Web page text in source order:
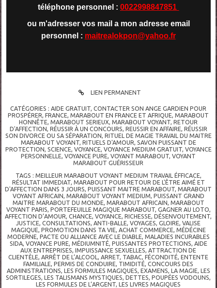
téléphone personnel :0022998847851
ou m'adresser vos mail a mon adresse email
personnel : maitrealokpon@yahoo.fr
LIEN PERMANENT
CATÉGORIES : AIDE GRATUIT ,CONTACTER SON ANGE GARDIEN POUR
PROSPÉRER ,FRANCE ,MARABOUT EN FRANCE ET AFRIQUE ,MARABOUT
HONNÊTE ,MARABOUT SERIEUX ,MARABOUT VOYANT ,RETOUR
D'AFFECTION RÉUSSIR À UN CONCOURS REUSSIR EN AFFAIRE RÉUSSIR
SON DIVORCE OU SA SÉPARATION RITUEL DE MAGIE TRAVAIL DU MAITRE
MARABOUT VOYANT, RITUELS D'AMOUR SAVON PUISSANT DE
PROTECTION SCIENCE VOYANCE VOYANCE MEDIUM GRATUIT, VOYANCE
PERSONNELLE ,VOYANCE PURE ,VOYANT MARABOUT ,VOYANT
MARABOUT GUÉRISSEUR
TAGS : MEILLEUR MARABOUT VOYANT MEDIUM TRAVAIL ÉFFICACE,
RÉSULTAT IMMEDIAT, MARABOUT POUR RETOUR DE L'ÊTRE AIMÉ ET
D'AFFECTION DANS 3 JOURS,PUISSANT MAITRE MARABOUT,MARABOUT
VOYANT AFRICAIN, MARABOUT VOYANT MEDIUM, PUISSANT GRAND
MAITRE MARABOUT DU MONDE, MARABOUT AFRICAIN, MARABOUT
VOYANT PARIS, PORTEFEUILLE MAGIQUE MARABOUT, GAGNER AU LOTO,
AFFECTION D’AMOUR,CHANCE,VOYANCE,RICHESSE,DÉSENVOUTEMENT,
JUSTICE,CONSULTATIONS,ANTI-BALLE,VOYAGES,GLOIRE,VALISE
MAGIQUE, PROMOTION DANS TA VIE, ACHAT COMMERCE, MÉDÉCINE
MODERNE, PACTE OU ALLIANCE AVEC LE DIABLE, MALADIES INCURABLES
SIDA, VOYANCE PURE, MÉDIUMNITÉ, PUISSANTES PROTECTIONS, AIDE
AUX ENTREPRISES,IMPUISSANCE SEXUELLES,ATTRACTION DE
CLIENTÈLE,ARRÊT DE L’ALCOOL,ARRET, TABAC,FÉCONDITÉ,ENTENTE
FAMILIALE,PERMIS DE CONDUIRE, TIMIDITÉ,CONCOURS DES
ADMINISTRATIONS, LES FORMULES MAGIQUES, EXAMENS, LA MAGIE, LES
SORTILEGES,LES TALISMANS MYSTIQUES,DETTES,POUPÉES VODOUNS,
LES FORMULES DE L’ARGENT,LES LIVRES MAGIQUES